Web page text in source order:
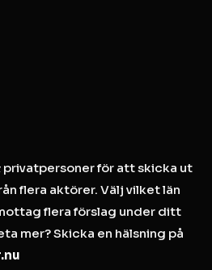
privatpersoner för att skicka ut
flera aktörer. Välj vilket län
flera förslag under ditt
mer? Skicka en hälsning på